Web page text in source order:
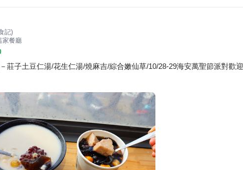
記)
家餐廳
莊子土豆仁湯/花生仁湯/燒麻吉/綜合嫩仙草/10/28-29海安萬聖節派對歡迎